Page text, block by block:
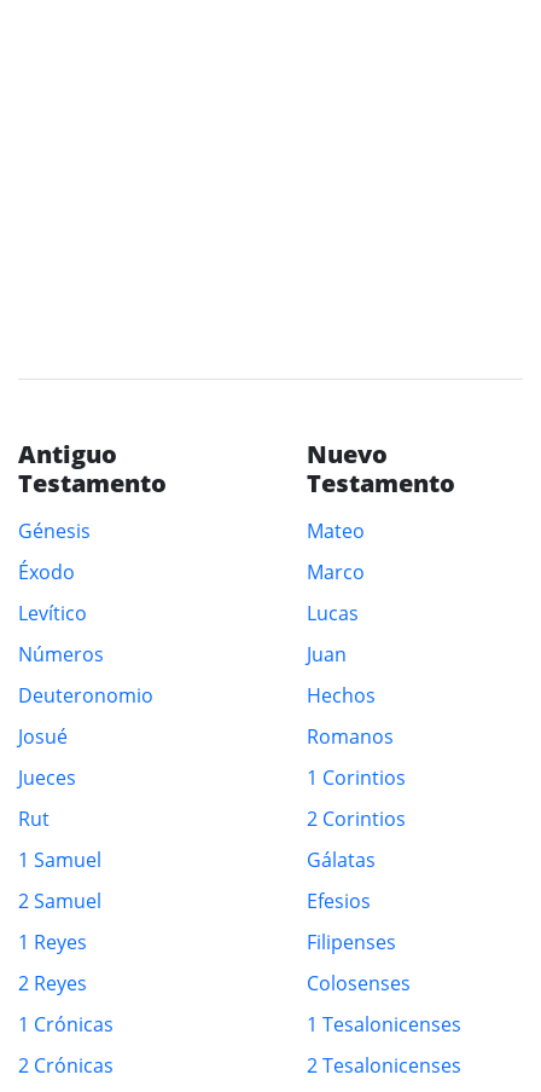
Antiguo
Testamento
Génesis
Éxodo
Levítico
Números
Deuteronomio
Josué
Jueces
Rut
1 Samuel
2 Samuel
1 Reyes
2 Reyes
1 Crónicas
2 Crónicas
Nuevo
Testamento
Mateo
Marco
Lucas
Juan
Hechos
Romanos
1 Corintios
2 Corintios
Gálatas
Efesios
Filipenses
Colosenses
1 Tesalonicenses
2 Tesalonicenses